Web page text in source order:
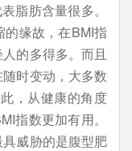
脂肪含量很多。
缘故，在BMI指
的多得多。而且
时变动，大多数
，从健康的角度
指数更加有用。
威胁的是腹型肥